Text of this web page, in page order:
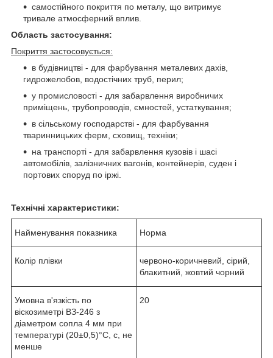
самостійного покриття по металу, що витримує
тривале атмосферний вплив.
Область застосування:
Покриття застосовується:
в будівництві - для фарбування металевих дахів,
гидрожелобов, водостічних труб, перил;
у промисловості - для забарвлення виробничих
приміщень, трубопроводів, ємностей, устаткування;
в сільському господарстві - для фарбування
тваринницьких ферм, сховищ, техніки;
на транспорті - для забарвлення кузовів і шасі
автомобілів, залізничних вагонів, контейнерів, суден і
портових споруд по іржі.
Технічні характеристики:
Найменування показника Норма
Колір плівки
червоно-коричневий, сірий,
блакитний, жовтий чорний
Умовна в'язкість по
віскозиметрі ВЗ-246 з
діаметром сопла 4 мм при
температурі (20±0,5)°С, с, не
менше
20